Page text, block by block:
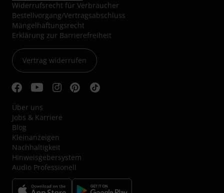
Widerrufsrecht für Verbraucher
Bestellvorgang/Vertragsabschluss
Mängelhaftungsrecht
Erklärung zur Barrierefreiheit
Vertrag widerrufen
Über uns
Jobs & Karriere
Blog
Kleinanzeigen
Nachhaltigkeit
Hinweisgebersystem
Audio Professionell